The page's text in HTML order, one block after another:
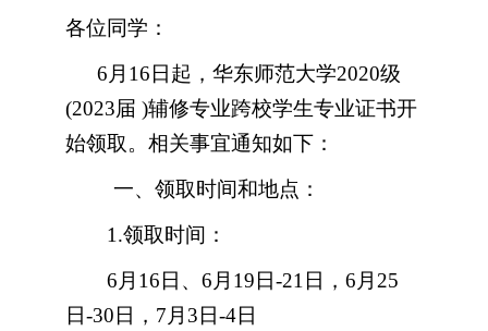
各位同学：
6 月 16 日起，华东师范大学2020级
(2023届 )辅修专业跨校学生专业证书开
始领取。相关事宜通知如下：
一、领取时间和地点：
1.领取时间：
6 月 16 日、 6 月 19 日-21 日， 6 月 25
日-30 日，7月3日-4日